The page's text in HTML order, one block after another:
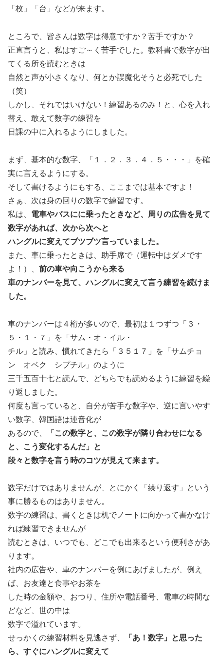
「枚」「台」などが来ます。
ところで、皆さんは数字は得意ですか？苦手ですか？
正直言うと、私はすご～く苦手でした。教科書で数字が出
てくる所を読むときは
自然と声が小さくなり、何とか誤魔化そうと必死でした
（笑）
しかし、それではいけない！練習あるのみ！と、心を入れ
替え、敢えて数字の練習を
日課の中に入れるようにしました。
まず、基本的な数字、「１．２．３．４．５・・・」を確
実に言えるようにする。
そして書けるようにもする、ここまでは基本ですよ！
さぁ、次は身の回りの数字で練習です。
私は、 電車やバスにに乗ったときなど、周りの広告を見て
数字があれば、次から次へと
ハングルに変えてブツブツ言っていました。
また、車に乗ったときは、助手席で（運転中はダメです
よ！）、 前の車や向こうから来る
車のナンバーを見て、ハングルに変えて言う練習を続けま
した。
車のナンバーは４桁が多いので、最初は１つずつ「３・
５・１・７」を「サム・オ・イル・
チル」と読み、慣れてきたら「３５１７」を「サムチョ
ン オベク シプチル」のように
三千五百十七と読んで、どちらでも読めるように練習を繰
り返しました。
何度も言っていると、自分が苦手な数字や、逆に言いやす
い数字、韓国語は連音化が
あるので、
「この数字と、この数字が隣り合わせになる
と、こう変化するんだ」と
段々と数字を言う時のコツが見えて来ます。
数字だけではありませんが、とにかく「繰り返す」という
事に勝るものはありません。
数字の練習は、書くときは机でノートに向かって書かなけ
れば練習できませんが
読むときは、いつでも、どこでも出来るという便利さがあ
ります。
社内の広告や、車のナンバーを例にあげましたが、例え
ば、お友達と食事やお茶を
した時の金額や、おつり、住所や電話番号、電車の時間な
どなど、世の中は
数字で溢れています。
せっかくの練習材料を見逃さず、
「あ！数字」と思った
ら、すぐにハングルに変えて